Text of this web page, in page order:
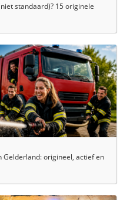
standaard)? 15 originele
origineel, actief en